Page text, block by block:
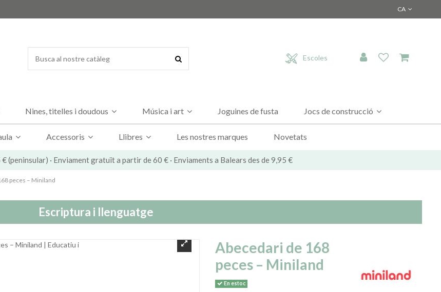
CA
Escoles
Nines, titelles i doudous Música i art Joguines de fusta Jocs de construcció
Accessoris Llibres Les nostres marques Novetats
(peninsular) · Enviament gratuït a partir de 60 € · Enviaments a Balears des de 9,95 €
peces – Miniland
Escriptura i llenguatge
Abecedari de 168
peces – Miniland
En estoc